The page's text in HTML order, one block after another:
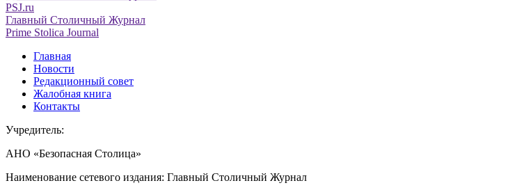
PSJ.ru
Главный Столичный Журнал
Prime Stolica Journal
Главная
Новости
Редакционный совет
Жалобная книга
Контакты
Учредитель:
АНО «Безопасная Столица»
Наименование сетевого издания: Главный Столичный Журнал